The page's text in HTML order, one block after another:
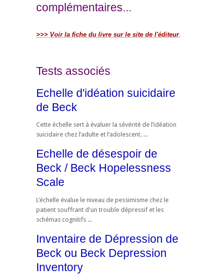
complémentaires...
>>> Voir la fiche du livre sur le site de l'éditeur.
Tests associés
Echelle d'idéation suicidaire
de Beck
Cette échelle sert à évaluer la sévérité de l’idéation
suicidaire chez l’adulte et l’adolescent. ...
Echelle de désespoir de
Beck / Beck Hopelessness
Scale
L’échelle évalue le niveau de pessimisme chez le
patient souffrant d'un trouble dépressif et les
schémas cognitifs ...
Inventaire de Dépression de
Beck ou Beck Depression
Inventory